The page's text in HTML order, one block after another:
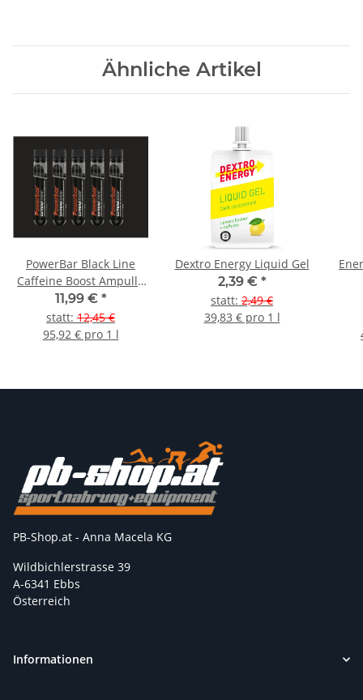
Ähnliche Artikel
PowerBar Black Line
Caffeine Boost Ampulle
5er Pack
11,99 € *
statt: 12,45 €
95,92 € pro 1 l
Dextro Energy Liquid Gel
2,39 € *
statt: 2,49 €
39,83 € pro 1 l
PB-Shop.at - Anna Macela KG
Wildbichlerstrasse 39
A-6341 Ebbs
Österreich
Informationen